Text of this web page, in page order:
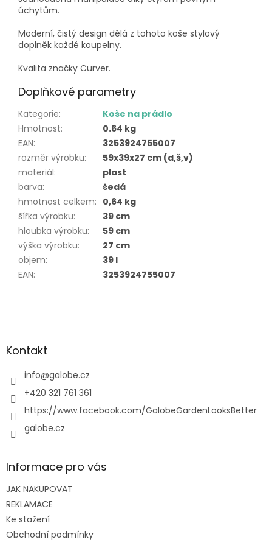
úchytům.
Moderní, čistý design dělá z tohoto koše stylový
doplněk každé koupelny.
Kvalita značky Curver.
Doplňkové parametry
Kategorie:
Koše na prádlo
Hmotnost:
0.64 kg
EAN:
3253924755007
rozměr výrobku:
59x39x27 cm (d,š,v)
materiál:
plast
barva:
šedá
hmotnost celkem: 0,64 kg
šířka výrobku:
39 cm
hloubka výrobku:
59 cm
výška výrobku:
27 cm
objem:
39 l
EAN: 3253924755007
Z
aKontakt
info@galobe.cz
+420 321 761 361
https://www.facebook.com/GalobeGardenLooksBetter
galobe.cz
Informace pro vás
JAK NAKUPOVAT
REKLAMACE
Ke stažení
Obchodní podmínky